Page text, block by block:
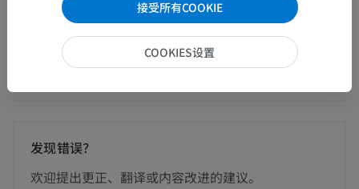
人類的比较解剖学
发现错误？
欢迎提出更正、翻译或内容改进的建议。
接受所有COOKIE
COOKIES设置